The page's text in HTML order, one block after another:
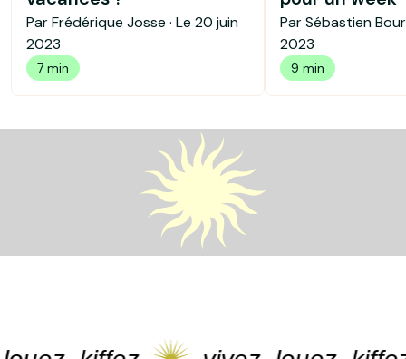
Par Frédérique Josse · Le 20 juin
2023
7 min
Par Sébastien
2023
9 min